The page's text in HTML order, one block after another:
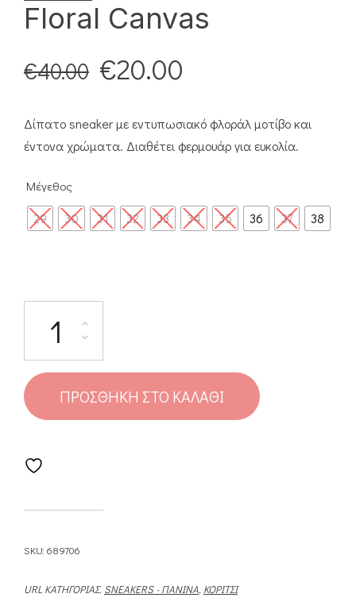
Floral Canvas
€40.00 €20.00
Δίπατο sneaker με εντυπωσιακό φλοράλ μοτίβο και
έντονα χρώματα. Διαθέτει φερμουάρ για ευκολία.
Μέγεθος
29 30 31 32 33 34 35 36 37 38
ΠΡΟΣΘΉΚΗ ΣΤΟ ΚΑΛΆΘΙ
SKU: 689706
URL ΚΑΤΗΓΟΡΊΑΣ. SNEAKERS - ΠΆΝΙΝΑ, ΚΟΡΊΤΣΙ